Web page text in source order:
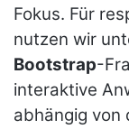
Fokus. Für
nutzen wir
Bootstrap-
interaktive
abhängig von